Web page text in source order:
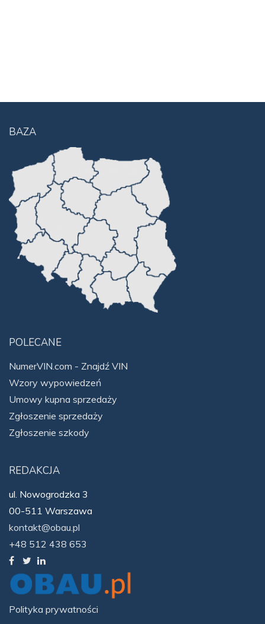
BAZA
POLECANE
NumerVIN.com - Znajdź VIN
Wzory wypowiedzeń
Umowy kupna sprzedaży
Zgłoszenie sprzedaży
Zgłoszenie szkody
REDAKCJA
ul. Nowogrodzka 3
00-511 Warszawa
kontakt@obau.pl
+48 512 438 653
Polityka prywatności